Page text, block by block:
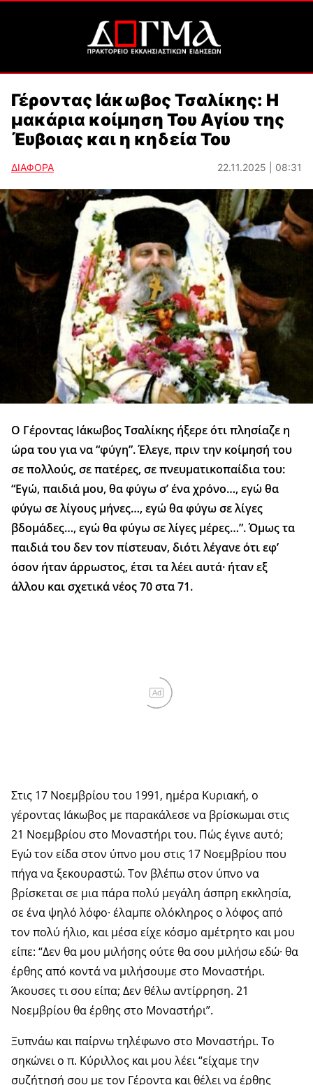
Γέροντας Ιάκωβος Τσαλίκης: Η
μακάρια κοίμηση Του Αγίου της
Έυβοιας και η κηδεία Του
ΔΙΑΦΟΡΑ 22.11.2025 | 08:31
Ο Γέροντας Ιάκωβος Τσαλίκης ήξερε ότι πλησίαζε η
ώρα του για να “φύγη”. Έλεγε, πριν την κοίμησή του
σε πολλούς, σε πατέρες, σε πνευματικοπαίδια του:
“Εγώ, παιδιά μου, θα φύγω σ’ ένα χρόνο…, εγώ θα
φύγω σε λίγους μήνες…, εγώ θα φύγω σε λίγες
βδομάδες…, εγώ θα φύγω σε λίγες μέρες…”. Όμως τα
παιδιά του δεν τον πίστευαν, διότι λέγανε ότι εφ’
όσον ήταν άρρωστος, έτσι τα λέει αυτά· ήταν εξ
άλλου και σχετικά νέος 70 στα 71.
Ad
Στις 17 Νοεμβρίου του 1991, ημέρα Κυριακή, ο
γέροντας Ιάκωβος με παρακάλεσε να βρίσκωμαι στις
21 Νοεμβρίου στο Μοναστήρι του. Πώς έγινε αυτό;
Εγώ τον είδα στον ύπνο μου στις 17 Νοεμβρίου που
πήγα να ξεκουραστώ. Τον βλέπω στον ύπνο να
βρίσκεται σε μια πάρα πολύ μεγάλη άσπρη εκκλησία,
σε ένα ψηλό λόφο· έλαμπε ολόκληρος ο λόφος από
τον πολύ ήλιο, και μέσα είχε κόσμο αμέτρητο και μου
είπε: “Δεν θα μου μιλήσης ούτε θα σου μιλήσω εδώ· θα
έρθης από κοντά να μιλήσουμε στο Μοναστήρι.
Άκουσες τι σου είπα; Δεν θέλω αντίρρηση. 21
Νοεμβρίου θα έρθης στο Μοναστήρι”.
Ξυπνάω και παίρνω τηλέφωνο στο Μοναστήρι. Το
σηκώνει ο π. Κύριλλος και μου λέει “είχαμε την
συζήτησή σου με τον Γέροντα και θέλει να έρθης